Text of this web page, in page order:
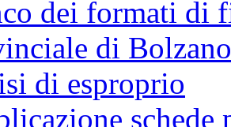
dei formati di
di Bolzano
di esproprio
schede